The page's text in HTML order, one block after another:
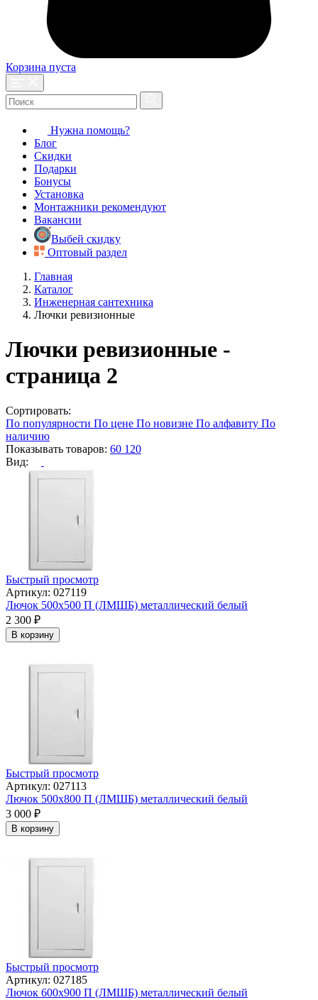
Корзина пуста
Нужна помощь?
Блог
Скидки
Подарки
Бонусы
Установка
Монтажники рекомендуют
Вакансии
Выбей скидку
Оптовый раздел
Главная
Каталог
Инженерная сантехника
Лючки ревизионные
Лючки ревизионные -
страница 2
Сортировать:
По популярности По цене По новизне По алфавиту По
наличию
Показывать товаров: 60 120
Вид:
Быстрый просмотр
Артикул: 027119
Лючок 500х500 П (ЛМШБ) металлический белый
2 300 ₽
В корзину
Быстрый просмотр
Артикул: 027113
Лючок 500х800 П (ЛМШБ) металлический белый
3 000 ₽
В корзину
Быстрый просмотр
Артикул: 027185
Лючок 600х900 П (ЛМШБ) металлический белый